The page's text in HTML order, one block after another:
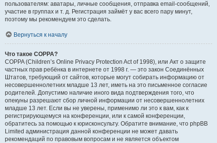
пользователям: аватары, личные сообщения, отправка email-сообщений,
участие в группах и т. д. Регистрация займёт у вас всего пару минут,
поэтому мы рекомендуем это сделать.
Вернуться к началу
Что такое COPPA?
COPPA (Children’s Online Privacy Protection Act of 1998), или Акт о защите
частных прав ребёнка в интернете от 1998 г. — это закон Соединённых
Штатов, требующий от сайтов, которые могут собирать информацию от
несовершеннолетних младше 13 лет, иметь на это письменное согласие
родителей. Допустимо наличие иного вида подтверждения того, что
опекуны разрешают сбор личной информации от несовершеннолетних
младше 13 лет. Если вы не уверены, применимо ли это к вам, как к
регистрирующемуся на конференции, или к самой конференции,
обратитесь за помощью к юрисконсульту. Обратите внимание, что phpBB
Limited администрация данной конференции не может давать
рекомендаций по правовым вопросам и не является объектом